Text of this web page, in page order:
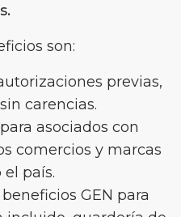
son:
previas,
carencias.
asociados con
comercios y marcas
país.
GEN para